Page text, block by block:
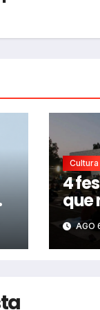
Cultura
4
que
2026
AGO